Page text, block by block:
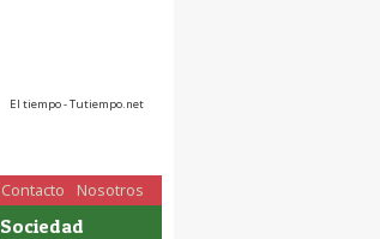
El tiempo - Tutiempo.net
Nosotros
Contacto
Sociedad